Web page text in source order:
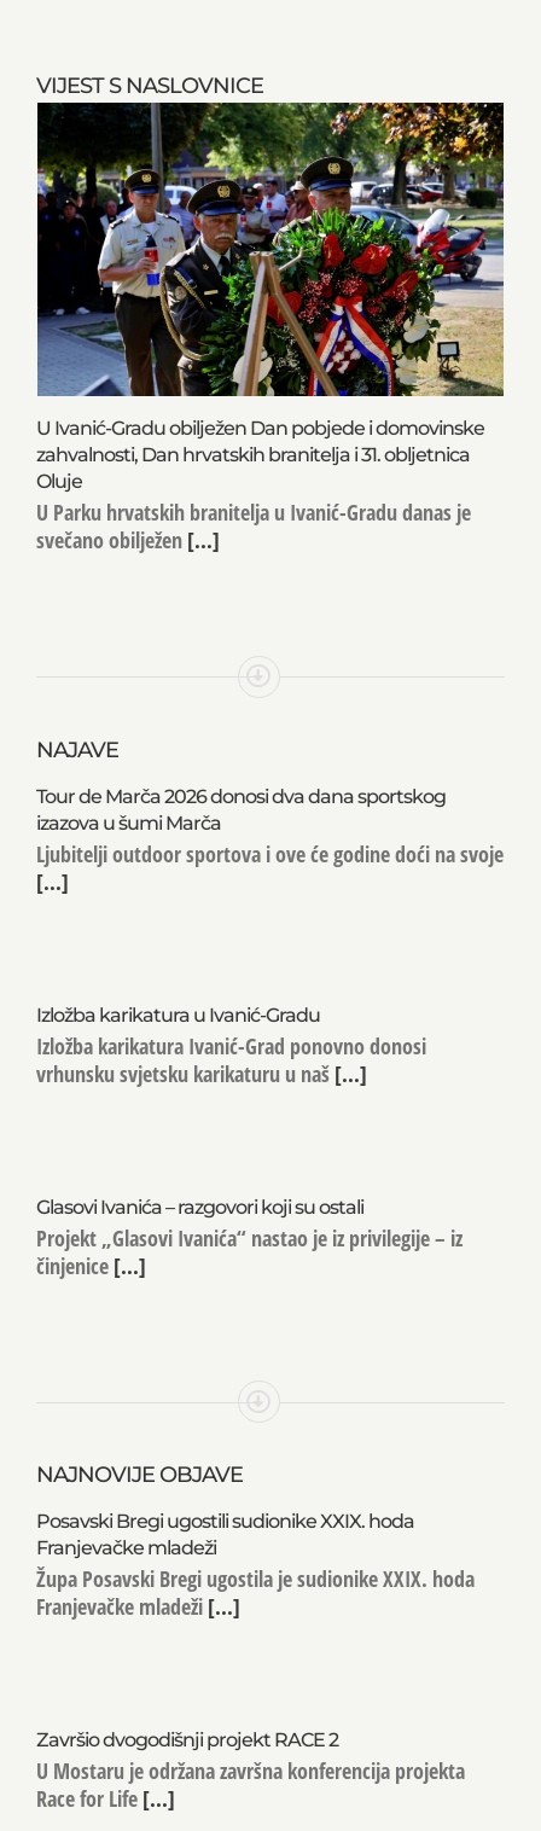
VIJEST S NASLOVNICE
U Ivanić-Gradu obilježen Dan pobjede i domovinske
zahvalnosti, Dan hrvatskih branitelja i 31. obljetnica
Oluje
U Parku hrvatskih branitelja u Ivanić-Gradu danas je
svečano obilježen [...]
NAJAVE
Tour de Marča 2026 donosi dva dana sportskog
izazova u šumi Marča
Ljubitelji outdoor sportova i ove će godine doći na svoje
[...]
Izložba karikatura u Ivanić-Gradu
Izložba karikatura Ivanić-Grad ponovno donosi
vrhunsku svjetsku karikaturu u naš [...]
Glasovi Ivanića – razgovori koji su ostali
Projekt „Glasovi Ivanića“ nastao je iz privilegije – iz
činjenice [...]
NAJNOVIJE OBJAVE
Posavski Bregi ugostili sudionike XXIX. hoda
Franjevačke mladeži
Župa Posavski Bregi ugostila je sudionike XXIX. hoda
Franjevačke mladeži [...]
Završio dvogodišnji projekt RACE 2
U Mostaru je održana završna konferencija projekta
Race for Life [...]